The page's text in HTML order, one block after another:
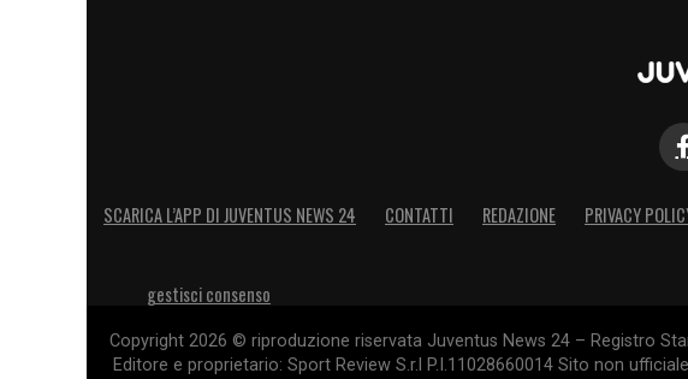
SCARICA L’APP DI JUVENTUS NEWS 24 CONTATTI REDAZIONE PRIVACY
gestisci consenso
Copyright 2026 © riproduzione riservata Juventus News 24 – Registro
Editore e proprietario: Sport Review S.r.l P.I.11028660014 Sito non